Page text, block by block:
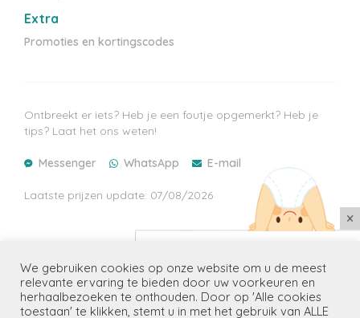
Extra
Promoties en kortingscodes
Ontbreekt er iets? Heb je een foutje opgemerkt? Heb je
tips? Laat het ons weten!
Messenger WhatsApp E-mail
Laatste prijzen update: 07/08/2026
Copyright Luiergids.nl
We gebruiken cookies op onze website om u de meest
relevante ervaring te bieden door uw voorkeuren en
herhaalbezoeken te onthouden. Door op 'Alle cookies
toestaan' te klikken, stemt u in met het gebruik van ALLE
×
Ontvang de beste promoties voor
jouw kindje(s) in je mailbox